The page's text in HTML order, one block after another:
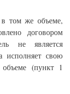
в том же объеме,
договором
не является
исполняет свою
объеме (пункт 1